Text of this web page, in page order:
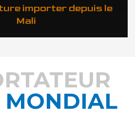
importer depuis le
Mali
COMMENT
MONDIAL